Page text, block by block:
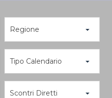
Regione
Tipo Calendario
Scontri Diretti